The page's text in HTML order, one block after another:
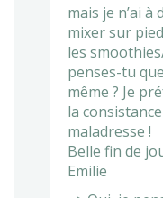
mais je n’ai à
mixer sur
les
penses-tu
même ? Je
la
maladresse !
Belle fin de
Emilie